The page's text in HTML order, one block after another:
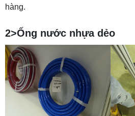
hàng.
2>Ống nước nhựa dẻo